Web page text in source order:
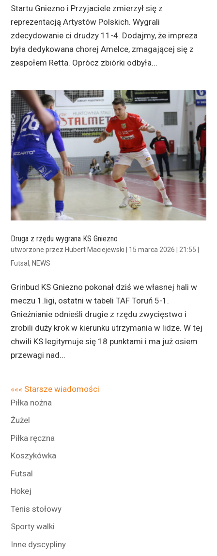
Startu Gniezno i Przyjaciele zmierzył się z
reprezentacją Artystów Polskich. Wygrali
zdecydowanie ci drudzy 11-4. Dodajmy, że impreza
była dedykowana chorej Amelce, zmagającej się z
zespołem Retta. Oprócz zbiórki odbyła...
Druga z rzędu wygrana KS Gniezno
utworzone przezHubert Maciejewski | 15 marca 2026 | 21:55 |
Futsal,NEWS
Grinbud KS Gniezno pokonał dziś we własnej hali w
meczu 1.ligi, ostatni w tabeli TAF Toruń 5-1.
Gnieźnianie odnieśli drugie z rzędu zwycięstwo i
zrobili duży krok w kierunku utrzymania w lidze. W tej
chwili KS legitymuje się 18 punktami i ma już osiem
przewagi nad...
««« Starsze wiadomości
Piłka nożna
Żużel
Piłka ręczna
Koszykówka
Futsal
Hokej
Tenis stołowy
Sporty walki
Inne dyscypliny